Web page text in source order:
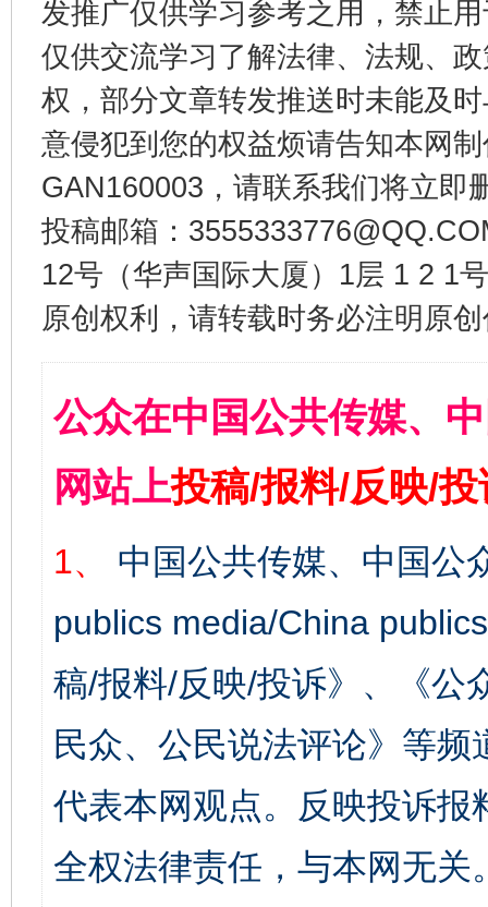
发推广仅供学习参考之用，禁止
仅供交流学习了解法律、法规、
权，部分文章转发推送时未能及
意侵犯到您的权益烦请告知本网
GAN160003，请联系我们将立即
投稿邮箱：
12号（华声国际大厦）1层 1 2 1
原创权利，请转载时务必注明原
公众在中国公共传媒、
网站上投稿/报料/反映/
1、
中国公共传媒、中国公
publics media/China
稿/报料/反映/投诉》、《公
民众、公民说法评论》等
代表本网观点。反映投诉
全权法律责任，与本网无